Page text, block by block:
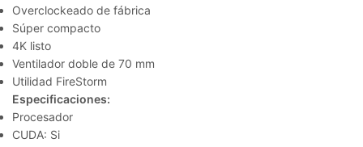
Overclockeado de fábrica
Súper compacto
4K listo
Ventilador doble de 70 mm
Utilidad FireStorm
Especificaciones:
Procesador
CUDA: Si